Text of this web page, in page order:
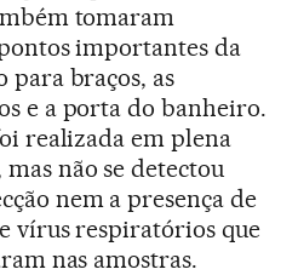
tomaram
importantes da
para braços, as
e a porta do banheiro.
realizada em plena
não se detectou
nem a presença de
vírus respiratórios que
nas amostras.